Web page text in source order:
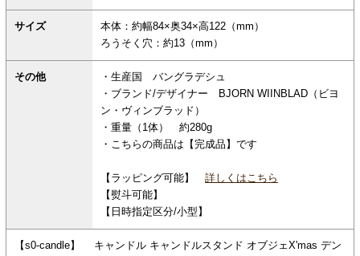
サイズ
本体：約幅84×奥34×高122（mm）
ろうそく穴：約13（mm）
その他
・生産国 バングラデシュ
・ブランド/デザイナー BJORN WIINBLAD（ビヨ
ン・ヴィンブラッド）
・重量（1体） 約280g
・こちらの商品は【完成品】です
【ラッピング可能】 詳しくはこちら
【熨斗可能】
【日時指定区分/小型】
【s0-candle】 キャンドル キャンドルスタンド オブジェX'mas デン